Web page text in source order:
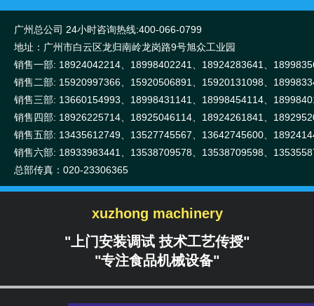
广州总公司 24小时咨询热线:400-066-0799
地址：广州市白云区龙归南岭龙岗路9号旭众工业园
销售一部: 18924042214、18998402241、18924283641、
销售二部: 15920997366、15920506891、15920131098、
销售三部: 13660154993、18998431141、18998454114、
销售四部: 18926225714、18925046114、18924261841、
销售五部: 13435612749、13527745567、13642745600、
销售六部: 18933983441、13538709578、13538709598、
总部传真：020-23306365
xuzhong machinery
"上门安装调试 技术工艺传授"
"专注食品机械设备"